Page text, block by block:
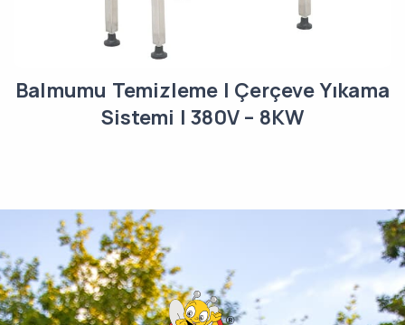
Balmumu Temizleme | Çerçeve Yıkama
Sistemi | 380V – 8KW